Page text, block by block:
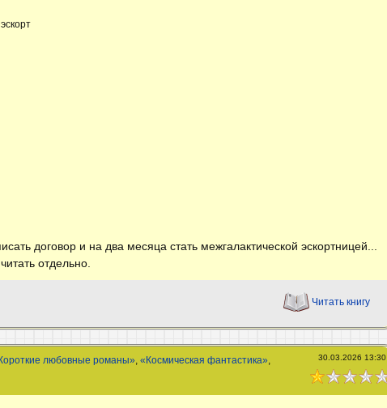
договор и на два месяца стать межгалактической эскортницей...
отдельно.
Читать книгу
любовные романы»,«Космическая фантастика»,
30.03.2026 13:30